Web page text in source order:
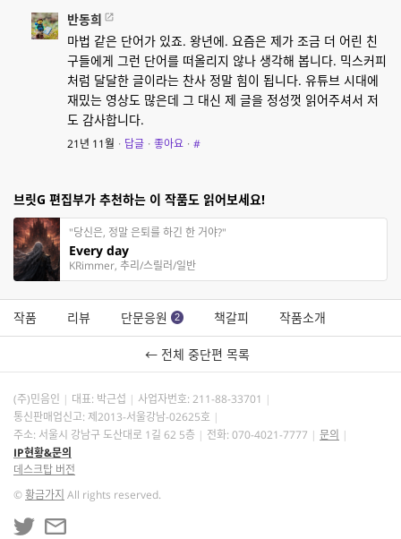
반동희
마법 같은 단어가 있죠. 왕년에. 요즘은 제가 조금 더 어린 친
구들에게 그런 단어를 떠올리지 않나 생각해 봅니다. 믹스커피
처럼 달달한 글이라는 찬사 정말 힘이 됩니다. 유튜브 시대에
재밌는 영상도 많은데 그 대신 제 글을 정성껏 읽어주셔서 저
도 감사합니다.
21년 11월 · 답글 · 좋아요 · #
브릿G 편집부가 추천하는 이 작품도 읽어보세요!
"당신은, 정말 은퇴를 하긴 한 거야?"
Every day
KRimmer, 추리/스릴러/일반
작품 리뷰 단문응원 2 책갈피 작품소개
← 전체 중단편 목록
(주)민음인 대표: 박근섭 사업자번호: 211-88-33701
통신판매업신고: 제2013-서울강남-02625호
주소: 서울시 강남구 도산대로 1길 62 5층
전화: 070-4021-7777
문의
IP현황&문의
데스크탑 버전
©황금가지 All rights reserved.